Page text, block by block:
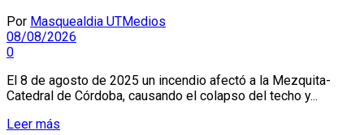
Por Masquealdia UTMedios
08/08/2026
0
El 8 de agosto de 2025 un incendio afectó a la Mezquita-
Catedral de Córdoba, causando el colapso del techo y...
Leer más